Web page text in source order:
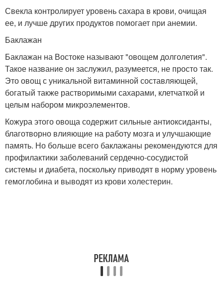
Свекла контролирует уровень сахара в крови, очищая
ее, и лучше других продуктов помогает при анемии.
Баклажан
Баклажан на Востоке называют "овощем долголетия".
Такое название он заслужил, разумеется, не просто так.
Это овощ с уникальной витаминной составляющей,
богатый также растворимыми сахарами, клетчаткой и
целым набором микроэлементов.
Кожура этого овоща содержит сильные антиоксиданты,
благотворно влияющие на работу мозга и улучшающие
память. Но больше всего баклажаны рекомендуются для
профилактики заболеваний сердечно-сосудистой
системы и диабета, поскольку приводят в норму уровень
гемоглобина и выводят из крови холестерин.